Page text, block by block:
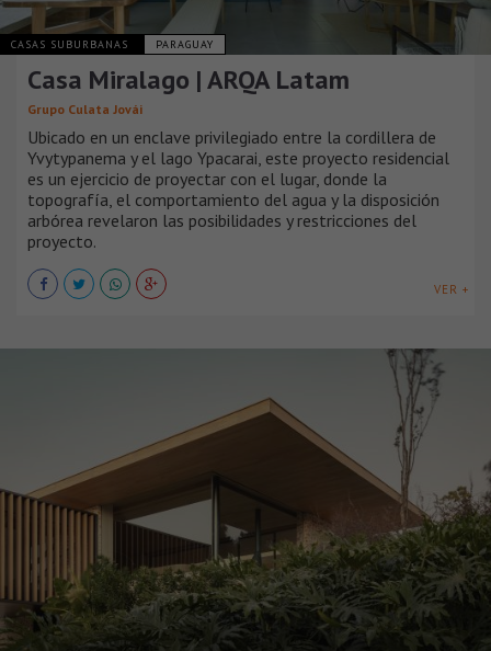
CASAS SUBURBANAS PARAGUAY
Casa Miralago | ARQA Latam
Grupo Culata Jovái
Ubicado en un enclave privilegiado entre la cordillera de
Yvytypanema y el lago Ypacarai, este proyecto residencial
es un ejercicio de proyectar con el lugar, donde la
topografía, el comportamiento del agua y la disposición
arbórea revelaron las posibilidades y restricciones del
proyecto.
VER +